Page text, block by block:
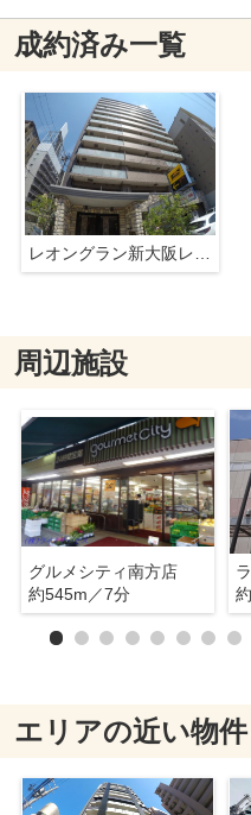
成約済み一覧
レオングラン新大阪レジデンス
周辺施設
グルメシティ南方店
約545m／7分
エリアの近い物件